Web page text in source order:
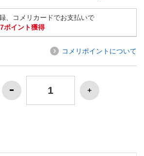
、コメリカードでお支払いで
ポイント獲得
コメリポイントについて